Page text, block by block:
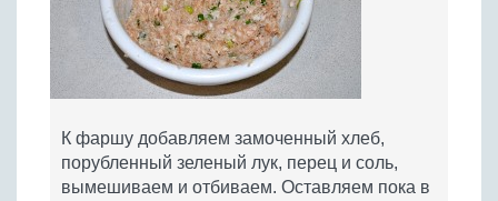
К фаршу добавляем замоченный хлеб,
порубленный зеленый лук, перец и соль,
вымешиваем и отбиваем. Оставляем пока в